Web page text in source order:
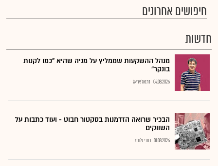
חיפושים אחרונים
חדשות
מנהל ההשקעות שממליץ על מניה שהיא "כמו לקנות
בונקר"
04.08.2026 נתנאל אריאל
הבכיר שרואה הזדמנות בסקטור חבוט - ועוד כתבות על
השווקים
01.08.2026 כתבי גלובס